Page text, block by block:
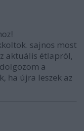
sajnos most
aktuális étlapról,
a
ha újra leszek az